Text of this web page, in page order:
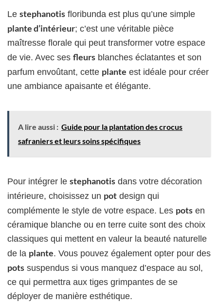
Le stephanotis floribunda est plus qu’une simple
plante d’intérieur; c’est une véritable pièce
maîtresse florale qui peut transformer votre espace
de vie. Avec ses fleurs blanches éclatantes et son
parfum envoûtant, cette plante est idéale pour créer
une ambiance apaisante et élégante.
A lire aussi : Guide pour la plantation des crocus
safraniers et leurs soins spécifiques
Pour intégrer le stephanotis dans votre décoration
intérieure, choisissez un pot design qui
complémente le style de votre espace. Les pots en
céramique blanche ou en terre cuite sont des choix
classiques qui mettent en valeur la beauté naturelle
de la plante. Vous pouvez également opter pour des
pots suspendus si vous manquez d’espace au sol,
ce qui permettra aux tiges grimpantes de se
déployer de manière esthétique.